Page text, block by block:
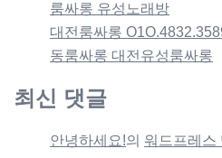
룸싸롱 유성노래방
대전룸싸롱
동룸싸롱 대전유성룸싸롱
최신 댓글
안녕하세요!의 워드프레스